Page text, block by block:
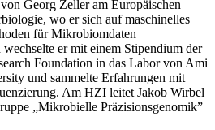
Georg Zeller am Europäischen
wo er sich auf maschinelles
für Mikrobiomdaten
er mit einem Stipendium der
Foundation in das Labor von Ami
und sammelte Erfahrungen mit
Am HZI leitet Jakob Wirbel
„Mikrobielle Präzisionsgenomik”